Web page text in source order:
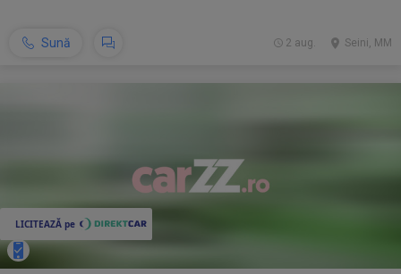
Sună Seini, MM
2 aug.